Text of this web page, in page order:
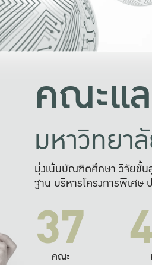
คณะแ
มหาวิทยา
มุ่งเน้นบัณฑิตศึกษา วิจัยขั้
ฐาน บริหารโครงการพิเศษ
37
คณะ